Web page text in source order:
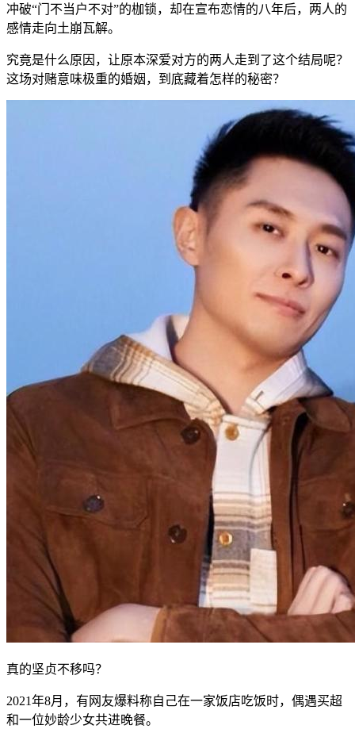
冲破“门不当户不对”的枷锁，却在宣布恋情的八年后，两人的
感情走向土崩瓦解。
究竟是什么原因，让原本深爱对方的两人走到了这个结局呢？
这场对赌意味极重的婚姻，到底藏着怎样的秘密？
真的坚贞不移吗？
2021年8月，有网友爆料称自己在一家饭店吃饭时，偶遇买超
和一位妙龄少女共进晚餐。